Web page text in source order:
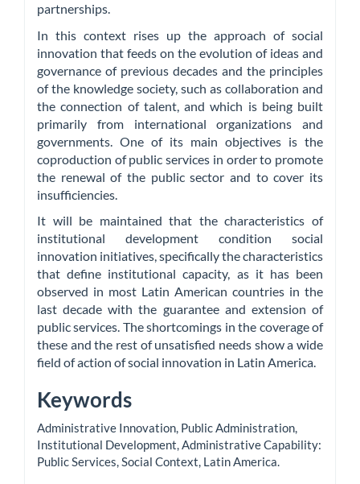
partnerships.
In this context rises up the approach of social
innovation that feeds on the evolution of ideas and
governance of previous decades and the principles
of the knowledge society, such as collaboration and
the connection of talent, and which is being built
primarily from international organizations and
governments. One of its main objectives is the
coproduction of public services in order to promote
the renewal of the public sector and to cover its
insufficiencies.
It will be maintained that the characteristics of
institutional development condition social
innovation initiatives, specifically the characteristics
that define institutional capacity, as it has been
observed in most Latin American countries in the
last decade with the guarantee and extension of
public services. The shortcomings in the coverage of
these and the rest of unsatisfied needs show a wide
field of action of social innovation in Latin America.
Keywords
Administrative Innovation, Public Administration,
Institutional Development,Administrative Capability:
Public Services,Social Context, Latin America.